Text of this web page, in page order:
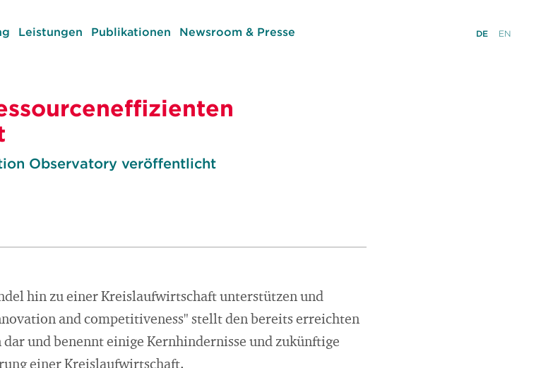
Leistungen Publikationen Newsroom & Presse DE EN
Observatory veröffentlicht
hin zu einer Kreislaufwirtschaft unterstützen und
and competitiveness" stellt den bereits erreichten
und benennt einige Kernhindernisse und zukünftige
einer Kreislaufwirtschaft.